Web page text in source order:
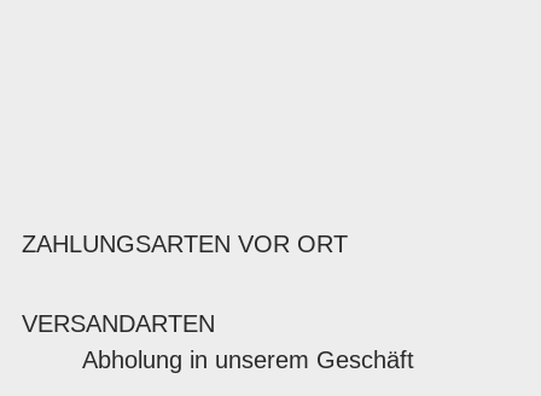
ZAHLUNGSARTEN VOR ORT
VERSANDARTEN
Abholung in unserem Geschäft